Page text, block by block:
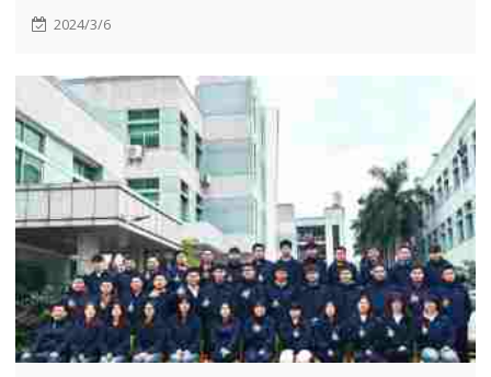
Ausstellungshalle der Guangzhou Import and Export
2024/3/6